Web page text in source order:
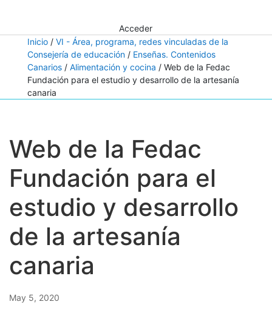
Acceder
Inicio/ VI - Área, programa, redes vinculadas de la
Consejería de educación/ Enseñas. Contenidos
Canarios/ Alimentación y cocina / Web de la Fedac
Fundación para el estudio y desarrollo de la artesanía
canaria
Web de la Fedac
Fundación para el
estudio y desarrollo
de la artesanía
canaria
May 5, 2020